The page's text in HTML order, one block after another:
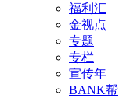
福利汇
金视点
专题
专栏
宣传年
BANK帮